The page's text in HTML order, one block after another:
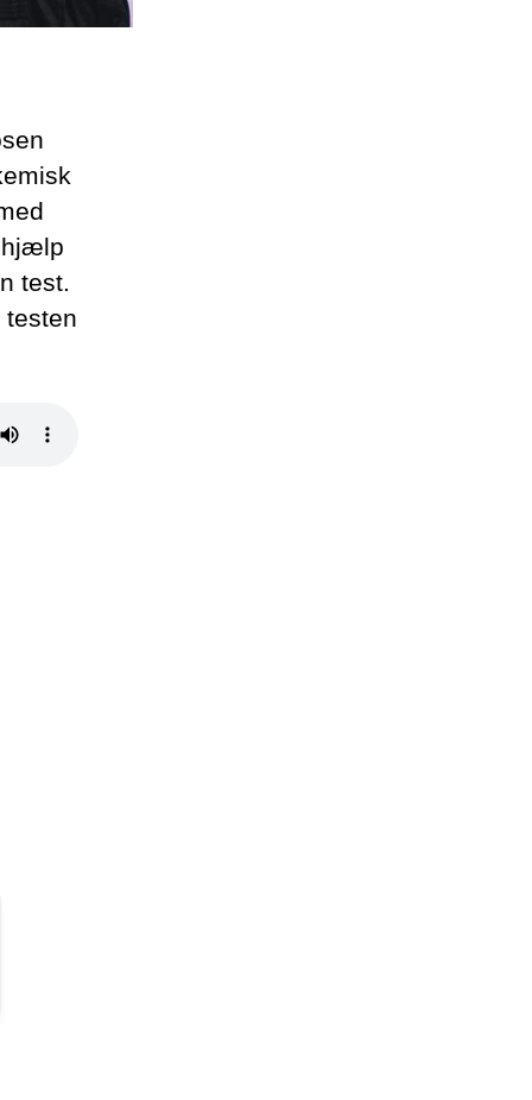
hjælp
test.
testen